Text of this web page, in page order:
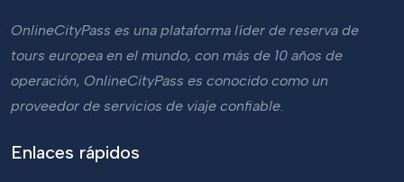
OnlineCityPass es una plataforma líder de reserva de
tours europea en el mundo, con más de 10 años de
operación, OnlineCityPass es conocido como un
proveedor de servicios de viaje confiable.
Enlaces rápidos